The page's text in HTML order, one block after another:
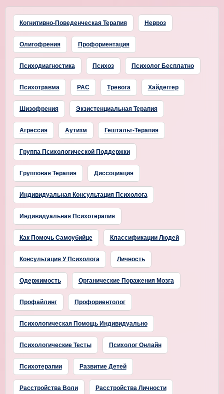
Когнитивно-Поведенческая Терапия Невроз
Олигофрения Профориентация
Психодиагностика Психоз Психолог Бесплатно
Психотравма РАС Тревога Хайдеггер
Шизофрения Экзистенциальная Терапия
Агрессия Аутизм Гештальт-Терапия
Группа Психологической Поддержки
Групповая Терапия Диссоциация
Индивидуальная Консультация Психолога
Индивидуальная Психотерапия
Как Помочь Самоубийце Классификации Людей
Консультация У Психолога Личность
Одержимость Органические Поражения Мозга
Профайлинг Профориентолог
Психологическая Помощь Индивидуально
Психологические Тесты Психолог Онлайн
Психотерапии Развитие Детей
Расстройства Воли Расстройства Личности